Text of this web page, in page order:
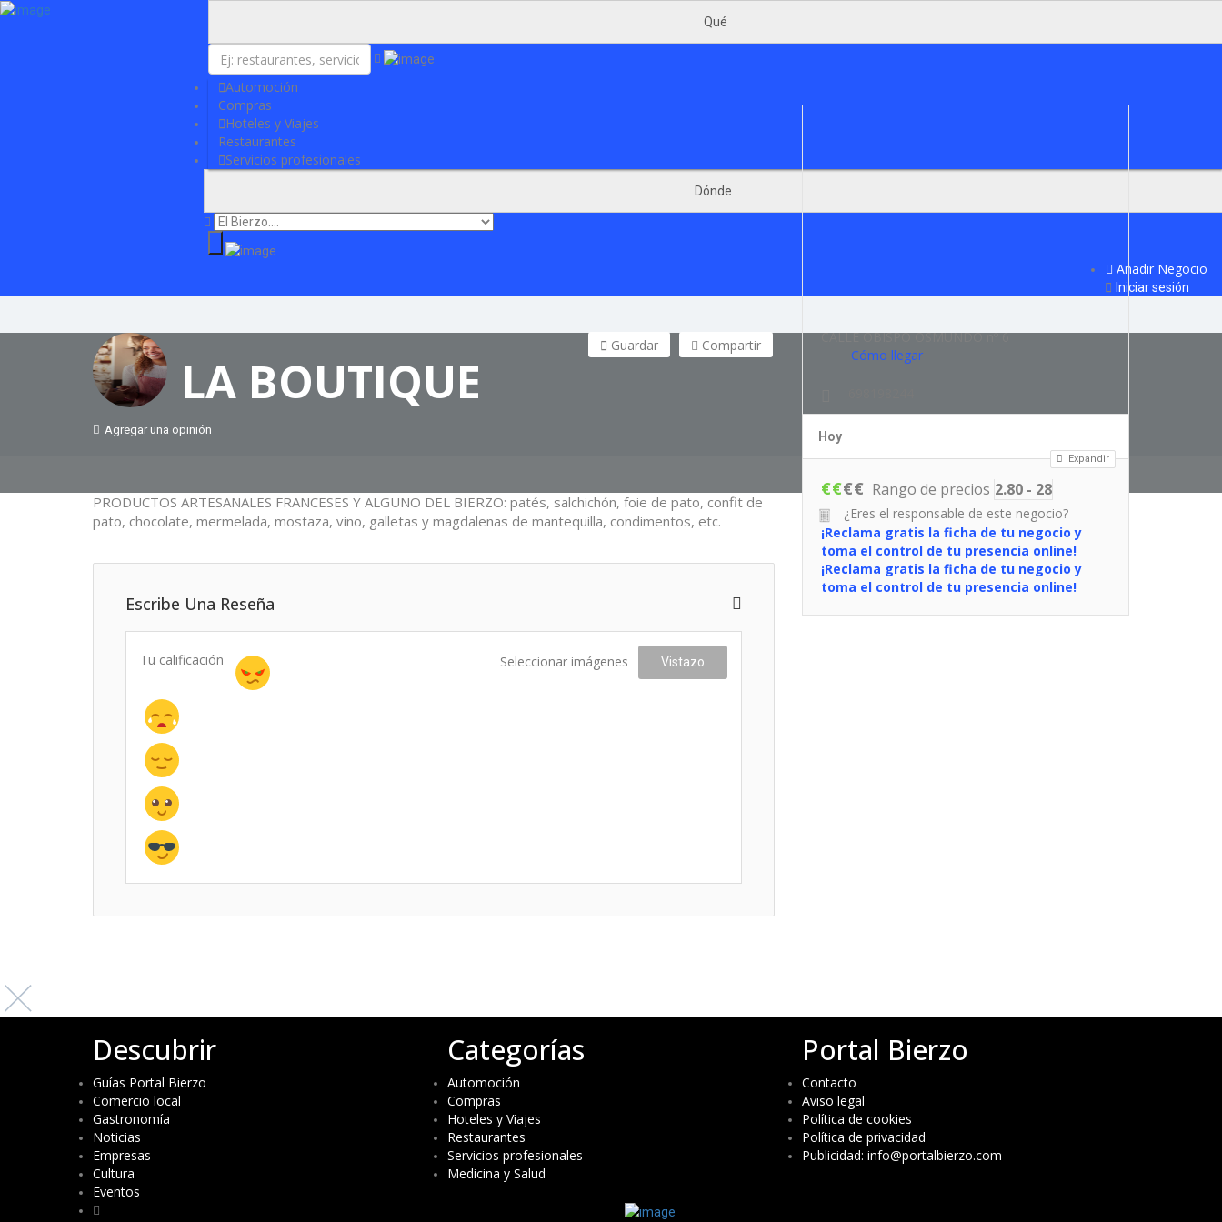
Añadir Negocio
Qué
Automoción
Compras
Hoteles y Viajes
Restaurantes
Servicios profesionales
Dónde
Añadir Negocio
Iniciar sesión
LA BOUTIQUE
Agregar una opinión
Compartir
Guardar
PRODUCTOS ARTESANALES FRANCESES Y ALGUNO DEL BIERZO: patés, salchichón, foie de pato, confit de
pato, chocolate, mermelada, mostaza, vino, galletas y magdalenas de mantequilla, condimentos, etc.
Escribe Una Reseña
Tu calificación Seleccionar imágenes Vistazo
CALLE OBISPO OSMUNDO nº 6
Cómo llegar
Hoy
Expandir
€€€€ Rango de precios 2.80 - 28
¿Eres el responsable de este negocio?
¡Reclama gratis la ficha de tu negocio y
toma el control de tu presencia online!
¡Reclama gratis la ficha de tu negocio y
toma el control de tu presencia online!
Descubrir
Guías Portal Bierzo
Comercio local
Gastronomía
Noticias
Empresas
Cultura
Eventos
Categorías
Automoción
Compras
Hoteles y Viajes
Restaurantes
Servicios profesionales
Medicina y Salud
Portal Bierzo
Contacto
Aviso legal
Política de cookies
Política de privacidad
Publicidad: info@portalbierzo.com